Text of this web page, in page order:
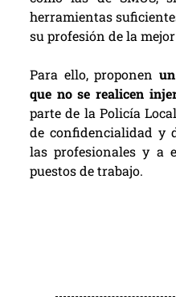
herramientas
su profesión de la
Para ello, proponen
que no se realicen
parte de la Policía
de confidencialidad y
las profesionales y a
puestos de trabajo.